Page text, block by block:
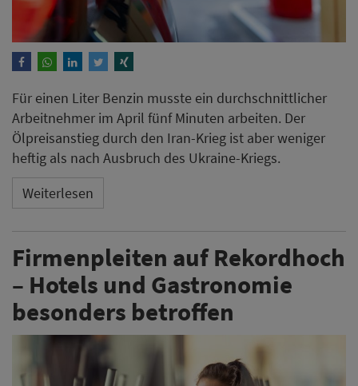
Für einen Liter Benzin musste ein durchschnittlicher
Arbeitnehmer im April fünf Minuten arbeiten. Der
Ölpreisanstieg durch den Iran-Krieg ist aber weniger
heftig als nach Ausbruch des Ukraine-Kriegs.
Weiterlesen
Firmenpleiten auf Rekordhoch
– Hotels und Gastronomie
besonders betroffen